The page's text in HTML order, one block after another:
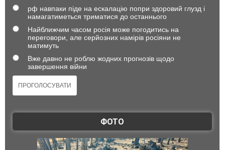
рф навпаки піде на ескалацію попри здоровий глузд і
намагатиметься триматися до останнього
Найближчим часом росія може погодитись на
переговори, але серйозних намірів росіяни не
матимуть
Вже давно не роблю жодних прогнозів щодо
завершення війни
ФОТО